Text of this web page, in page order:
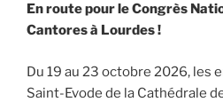
En route pour le Congrès
Cantores à Lourdes !
Du 19 au 23 octobre 2026, les
Saint-Evode de la Cathédrale